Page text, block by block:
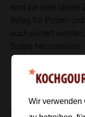
sind sie eine ideale
Belag für Pizzen
auch püriert
Suppe
einem beliebten
veganen Küche.
Nährwerte
Wir verwenden